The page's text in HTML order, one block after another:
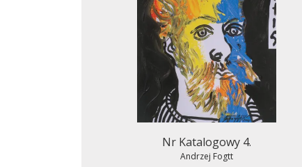
Nr Katalogowy 4.
Andrzej Fogtt